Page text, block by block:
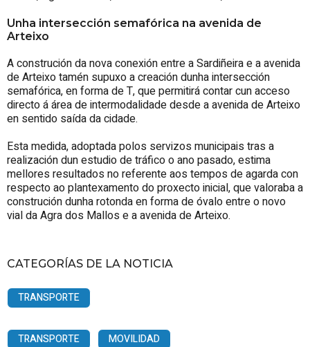
Unha intersección semafórica na avenida de
Arteixo
A construción da nova conexión entre a Sardiñeira e a avenida
de Arteixo tamén supuxo a creación dunha intersección
semafórica, en forma de T, que permitirá contar cun acceso
directo á área de intermodalidade desde a avenida de Arteixo
en sentido saída da cidade.
Esta medida, adoptada polos servizos municipais tras a
realización dun estudio de tráfico o ano pasado, estima
mellores resultados no referente aos tempos de agarda con
respecto ao plantexamento do proxecto inicial, que valoraba a
construción dunha rotonda en forma de óvalo entre o novo
vial da Agra dos Mallos e a avenida de Arteixo.
CATEGORÍAS DE LA NOTICIA
TRANSPORTE
TRANSPORTE MOVILIDAD